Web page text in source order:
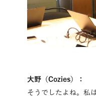
大野（Cozies）：
そうでしたよね。私